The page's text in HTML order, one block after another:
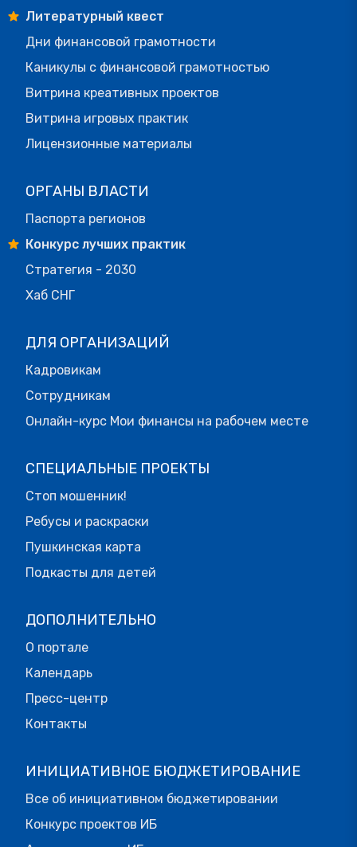
Литературный квест
Дни финансовой грамотности
Каникулы с финансовой грамотностью
Витрина креативных проектов
Витрина игровых практик
Лицензионные материалы
ОРГАНЫ ВЛАСТИ
Паспорта регионов
Конкурс лучших практик
Стратегия - 2030
Хаб СНГ
ДЛЯ ОРГАНИЗАЦИЙ
Кадровикам
Сотрудникам
Онлайн-курс Мои финансы на рабочем месте
СПЕЦИАЛЬНЫЕ ПРОЕКТЫ
Стоп мошенник!
Ребусы и раскраски
Пушкинская карта
Подкасты для детей
ДОПОЛНИТЕЛЬНО
О портале
Календарь
Пресс-центр
Контакты
ИНИЦИАТИВНОЕ БЮДЖЕТИРОВАНИЕ
Все об инициативном бюджетировании
Конкурс проектов ИБ